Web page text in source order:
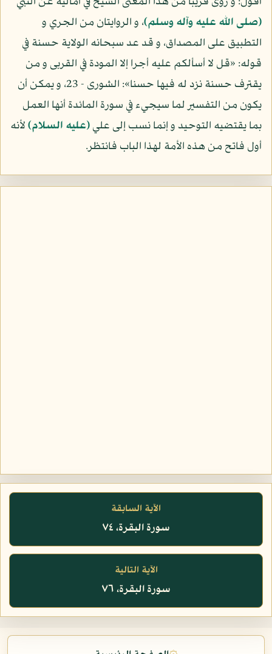
(صلى الله عليه وآله وسلم)، و الروايتان من الجري و
التطبيق على المصداق، و قد عد سبحانه الولاية حسنة في
قوله: «قل لا أسألكم عليه أجرا إلا المودة في القربى و من
يقترف حسنة نزد له فيها حسنا»: الشورى - 23، و يمكن أن
يكون من التفسير لما سيجيء في سورة المائدة أنها العمل
بما يقتضيه التوحيد و إنما نسب إلى علي(عليه السلام)لأنه
أول فاتح من هذه الأمة لهذا الباب فانتظر.
الآية السابقة
سورة البقرة، ٧٤
الآية التالية
سورة البقرة، ٧٦